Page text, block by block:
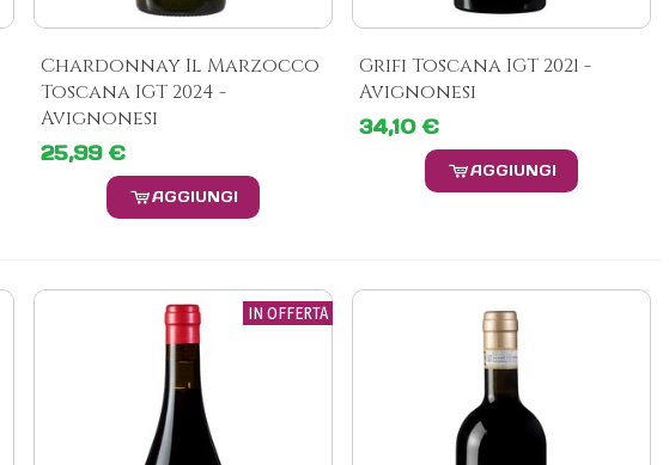
Chardonnay Il Marzocco
Toscana IGT 2024 -
Avignonesi
25,99 €
AGGIUNGI
Grifi Toscana IGT 2021 -
Avignonesi
34,10 €
AGGIUNGI
IN OFFERTA